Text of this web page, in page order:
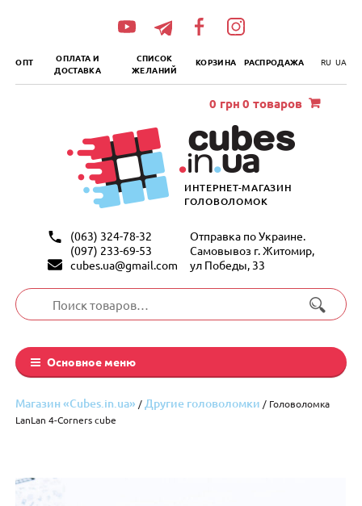
ОПТ
ОПЛАТА И
ДОСТАВКА
СПИСОК
ЖЕЛАНИЙ
КОРЗИНА РАСПРОДАЖА RU UA
ИНТЕРНЕТ-МАГАЗИН
ГОЛОВОЛОМОК
(063) 324-78-32
(097) 233-69-53
cubes.ua@gmail.com
Отправка по Украине.
Самовывоз г. Житомир,
ул Победы, 33
Искать:
Основное меню
0 грн 0 товаров
Магазин «Cubes.in.ua» / Другие головоломки / Головоломка
LanLan 4-Corners cube